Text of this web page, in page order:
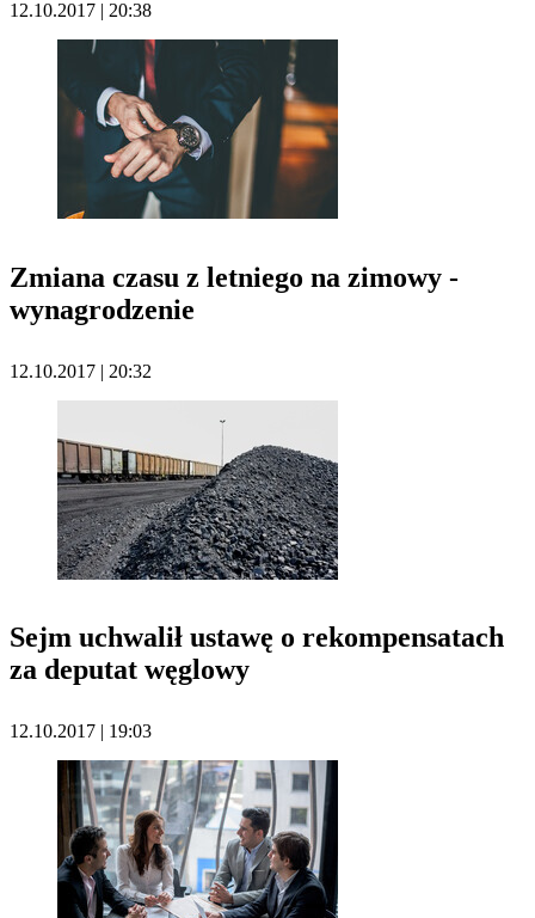
12.10.2017 | 20:38
Zmiana czasu z letniego na zimowy -
wynagrodzenie
12.10.2017 | 20:32
Sejm uchwalił ustawę o rekompensatach
za deputat węglowy
12.10.2017 | 19:03